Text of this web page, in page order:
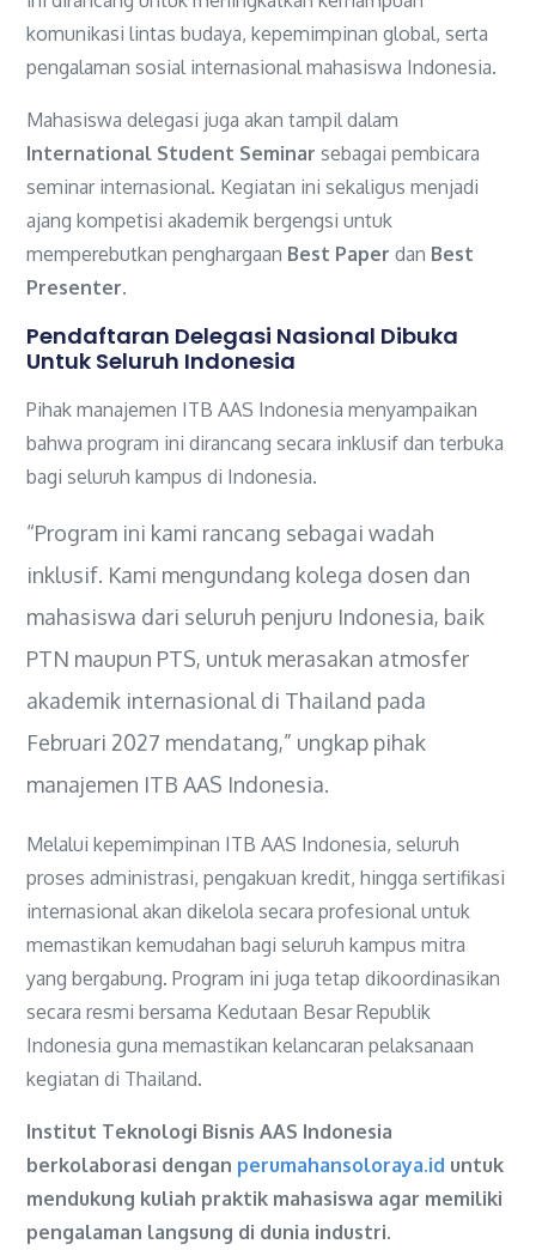
komunikasi lintas budaya, kepemimpinan global, serta
pengalaman sosial internasional mahasiswa Indonesia.
Mahasiswa delegasi juga akan tampil dalam
International Student Seminar sebagai pembicara
seminar internasional. Kegiatan ini sekaligus menjadi
ajang kompetisi akademik bergengsi untuk
memperebutkan penghargaan Best Paper dan Best
Presenter.
Pendaftaran Delegasi Nasional Dibuka
Untuk Seluruh Indonesia
Pihak manajemen ITB AAS Indonesia menyampaikan
bahwa program ini dirancang secara inklusif dan terbuka
bagi seluruh kampus di Indonesia.
“Program ini kami rancang sebagai wadah
inklusif. Kami mengundang kolega dosen dan
mahasiswa dari seluruh penjuru Indonesia, baik
PTN maupun PTS, untuk merasakan atmosfer
akademik internasional di Thailand pada
Februari 2027 mendatang,” ungkap pihak
manajemen ITB AAS Indonesia.
Melalui kepemimpinan ITB AAS Indonesia, seluruh
proses administrasi, pengakuan kredit, hingga sertifikasi
internasional akan dikelola secara profesional untuk
memastikan kemudahan bagi seluruh kampus mitra
yang bergabung. Program ini juga tetap dikoordinasikan
secara resmi bersama Kedutaan Besar Republik
Indonesia guna memastikan kelancaran pelaksanaan
kegiatan di Thailand.
Institut Teknologi Bisnis AAS Indonesia
berkolaborasi dengan perumahansoloraya.id untuk
mendukung kuliah praktik mahasiswa agar memiliki
pengalaman langsung di dunia industri.